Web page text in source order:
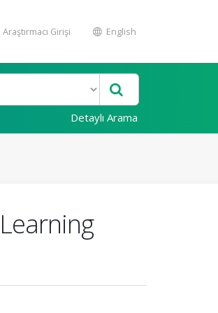
Araştırmacı Girişi English
Detaylı Arama